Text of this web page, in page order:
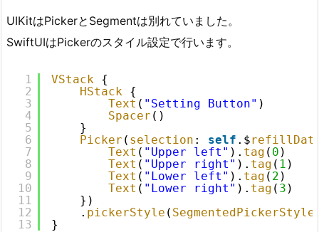
UIKitはPickerとSegmentは別れていました。
SwiftUIはPickerのスタイル設定で行います。
1
2
3
4
5
6
7
8
9
10
11
12
13
VStack
{
HStack
{
Text ( "Setting Button" )
Spacer ()
}
Picker ( selection : self .$
Text ( "Upper left" ). tag ( 0 )
Text ( "Upper right" ). tag ( 1 )
Text ( "Lower left" ). tag ( 2 )
Text ( "Lower right" ). tag ( 3 )
})
. pickerStyle ( SegmentedPickerStyle
}